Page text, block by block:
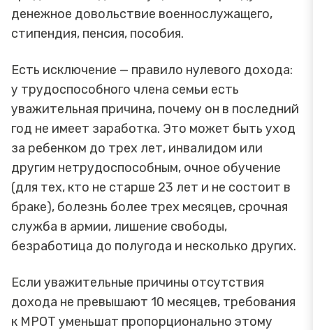
денежное довольствие военнослужащего,
стипендия, пенсия, пособия.
Есть исключение — правило нулевого дохода:
у трудоспособного члена семьи есть
уважительная причина, почему он в последний
год не имеет заработка. Это может быть уход
за ребенком до трех лет, инвалидом или
другим нетрудоспособным, очное обучение
(для тех, кто не старше 23 лет и не состоит в
браке), болезнь более трех месяцев, срочная
служба в армии, лишение свободы,
безработица до полугода и несколько других.
Если уважительные причины отсутствия
дохода не превышают 10 месяцев, требования
к МРОТ уменьшат пропорционально этому